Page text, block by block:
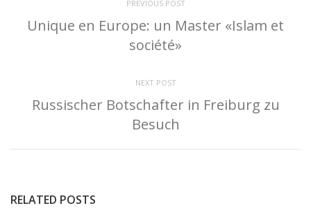
PREVIOUS POST
Unique en Europe: un Master «Islam et
société»
NEXT POST
Russischer Botschafter in Freiburg zu
Besuch
RELATED POSTS